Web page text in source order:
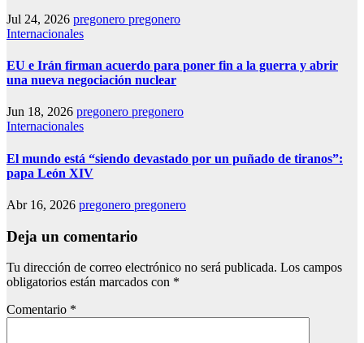
Jul 24, 2026 pregonero pregonero
Internacionales
EU e Irán firman acuerdo para poner fin a la guerra y abrir
una nueva negociación nuclear
Jun 18, 2026 pregonero pregonero
Internacionales
El mundo está “siendo devastado por un puñado de tiranos”:
papa León XIV
Abr 16, 2026 pregonero pregonero
Deja un comentario
Tu dirección de correo electrónico no será publicada. Los campos
obligatorios están marcados con *
Comentario *